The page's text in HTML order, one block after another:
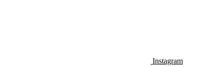
Instagram